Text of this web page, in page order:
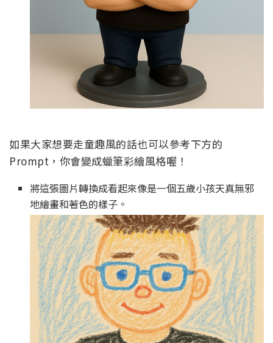
如果大家想要走童趣風的話也可以參考下方的
Prompt，你會變成蠟筆彩繪風格喔！
將這張圖片轉換成看起來像是一個五歲小孩天真無邪
地繪畫和著色的樣子。